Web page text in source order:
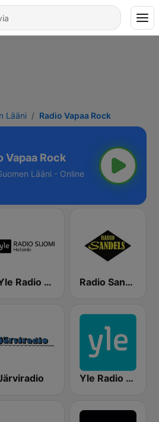
Lääni Radio Vapaa Rock
Vapaa Rock
Lääni - Online
Yle Radio Suomi Helsinki Radio Sandels
Yle Radio Häme